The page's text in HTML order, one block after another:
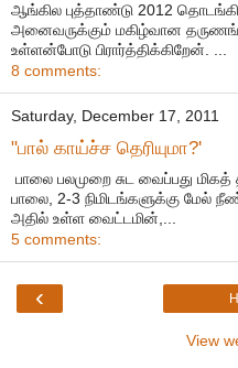
ஆங்கில புத்தாண்டு 2012
அனைவருக்கும் மகிழ்வான
உள்ளன்போடு பிரார்த்திக்கிறேன். ...
8 comments:
Saturday, December 17, 2011
"பால் காய்ச்ச தெரியுமா?'
பாலை பலமுறை சுட வைப்பது
பாலை, 2-3 நிமிடங்களுக்கு மேல்
அதில் உள்ள வைட்டமின்,...
5 comments:
‹
View